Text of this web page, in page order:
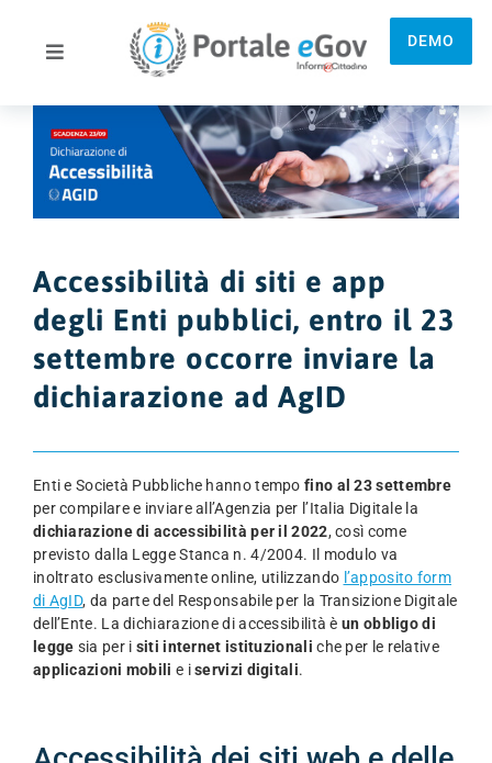
contentToggle
Home
Caratteristiche
Soluzioni PNRR
Servizi
Clienti
FAQ
Richiedi una DEMO
DEMO
Larger
Image
Accessibilità di siti e app
degli Enti pubblici, entro il 23
settembre occorre inviare la
dichiarazione ad AgID
Enti e Società Pubbliche hanno tempofino al 23 settembre
per compilare e inviare all’Agenzia per l’Italia Digitale la
dichiarazione di accessibilità per il 2022, così come
previsto dalla Legge Stanca n. 4/2004. Il modulo va
inoltrato esclusivamente online, utilizzando l’apposito form
di AgID, da parte del Responsabile per la Transizione Digitale
dell’Ente. La dichiarazione di accessibilità èun obbligo di
legge sia per i siti internet istituzionali che per le relative
applicazioni mobili e iservizi digitali.